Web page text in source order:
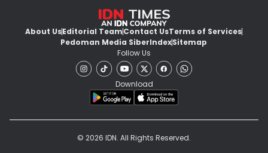
About UsEditorial TeamContact UsTerms of Services
Pedoman Media SiberIndexSitemap
Follow Us
Download
© 2026 IDN. All Rights Reserved.